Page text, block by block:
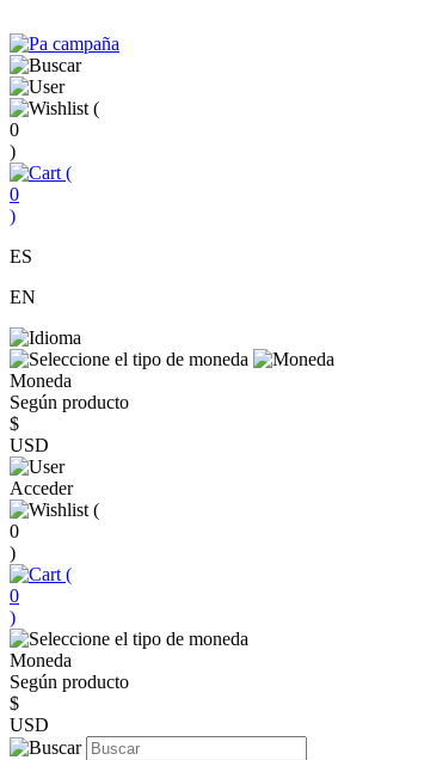
(
0
)
(
0
)
ES
EN
Moneda
Según producto
$
USD
Acceder
(
0
)
(
0
)
Moneda
Según producto
$
USD